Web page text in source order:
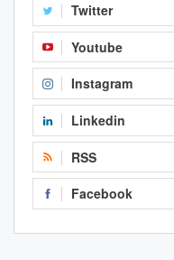
Twitter
Youtube
Instagram
Linkedin
RSS
Facebook